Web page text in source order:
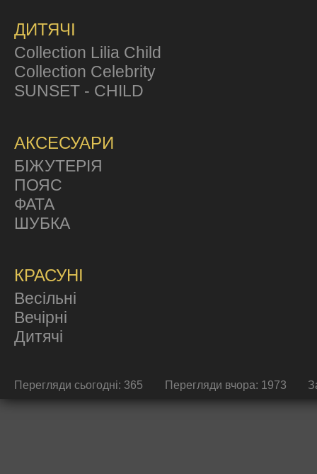
ДИТЯЧІ
Collection Lilia Child
Collection Celebrity
SUNSET - CHILD
АКСЕСУАРИ
БІЖУТЕРІЯ
ПОЯС
ФАТА
ШУБКА
КРАСУНІ
Весільні
Вечірні
Дитячі
Перегляди сьогодні: 365 Перегляди вчора: 1973